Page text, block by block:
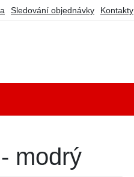
Sledování objednávky Kontakty
modrý